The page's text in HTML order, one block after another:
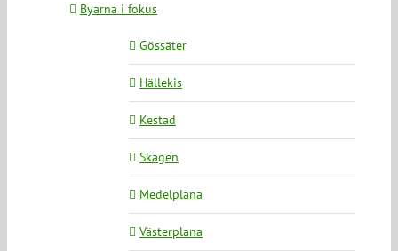
Byarna i fokus
Gössäter
Hällekis
Kestad
Skagen
Medelplana
Västerplana